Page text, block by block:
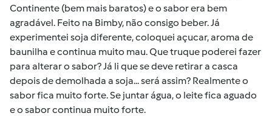
Continente (bem mais baratos) e o sabor era bem
agradável. Feito na Bimby, não consigo beber. Já
experimentei soja diferente, coloquei açucar, aroma de
baunilha e continua muito mau. Que truque poderei fazer
para alterar o sabor? Já li que se deve retirar a casca
depois de demolhada a soja... será assim? Realmente o
sabor fica muito forte. Se juntar água, o leite fica aguado
e o sabor continua muito forte.